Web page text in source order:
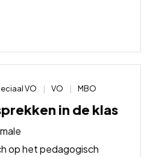
VO VO MBO
in de klas
op het pedagogisch